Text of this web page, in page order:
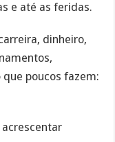
e até as feridas.
dinheiro,
poucos fazem: